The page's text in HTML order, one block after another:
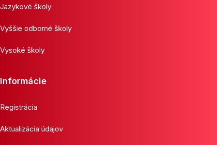
Jazykové školy
Vyššie odborné školy
Vysoké školy
Informácie
Registrácia
Aktualizácia údajov